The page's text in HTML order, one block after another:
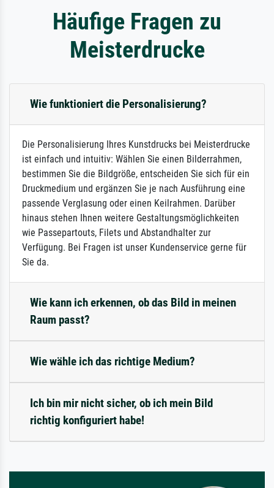
Häufige Fragen zu
Meisterdrucke
Wie funktioniert die Personalisierung?
Die Personalisierung Ihres Kunstdrucks bei Meisterdrucke
ist einfach und intuitiv: Wählen Sie einen Bilderrahmen,
bestimmen Sie die Bildgröße, entscheiden Sie sich für ein
Druckmedium und ergänzen Sie je nach Ausführung eine
passende Verglasung oder einen Keilrahmen. Darüber
hinaus stehen Ihnen weitere Gestaltungsmöglichkeiten
wie Passepartouts, Filets und Abstandhalter zur
Verfügung. Bei Fragen ist unser Kundenservice gerne für
Sie da.
Wie kann ich erkennen, ob das Bild in meinen
Raum passt?
Wie wähle ich das richtige Medium?
Ich bin mir nicht sicher, ob ich mein Bild
richtig konfiguriert habe!